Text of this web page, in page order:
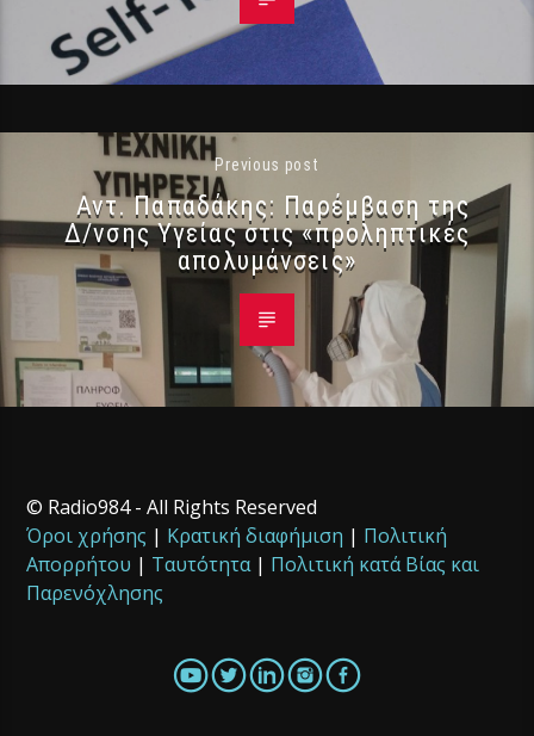
Previous post
Αντ. Παπαδάκης: Παρέμβαση της
Δ/νσης Υγείας στις «προληπτικές
απολυμάνσεις»
© Radio984 - All Rights Reserved
Όροι χρήσης | Κρατική διαφήμιση | Πολιτική
Απορρήτου | Ταυτότητα| Πολιτική κατά Βίας και
Παρενόχλησης